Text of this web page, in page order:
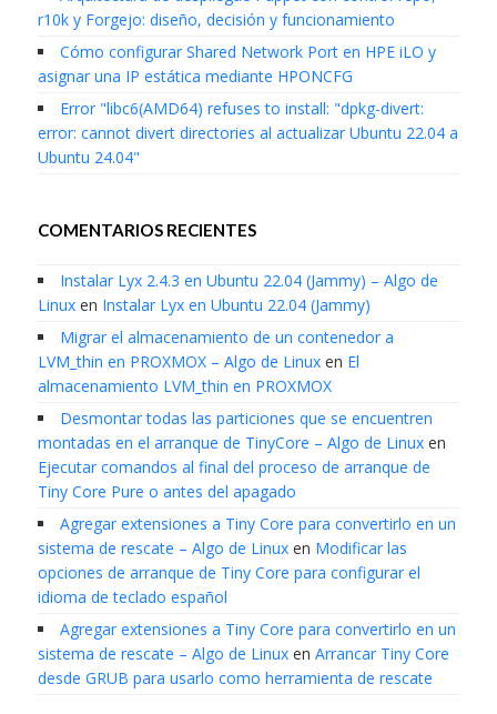
r10k y Forgejo: diseño, decisión y funcionamiento
Cómo configurar Shared Network Port en HPE iLO y
asignar una IP estática mediante HPONCFG
Error "libc6(AMD64) refuses to install: "dpkg-divert:
error: cannot divert directories al actualizar Ubuntu 22.04 a
Ubuntu 24.04"
COMENTARIOS RECIENTES
Instalar Lyx 2.4.3 en Ubuntu 22.04 (Jammy) – Algo de
Linuxen Instalar Lyx en Ubuntu 22.04 (Jammy)
Migrar el almacenamiento de un contenedor a
LVM_thin en PROXMOX – Algo de Linuxen El
almacenamiento LVM_thin en PROXMOX
Desmontar todas las particiones que se encuentren
montadas en el arranque de TinyCore – Algo de Linuxen
Ejecutar comandos al final del proceso de arranque de
Tiny Core Pure o antes del apagado
Agregar extensiones a Tiny Core para convertirlo en un
sistema de rescate – Algo de Linuxen Modificar las
opciones de arranque de Tiny Core para configurar el
idioma de teclado español
Agregar extensiones a Tiny Core para convertirlo en un
sistema de rescate – Algo de Linuxen Arrancar Tiny Core
desde GRUB para usarlo como herramienta de rescate